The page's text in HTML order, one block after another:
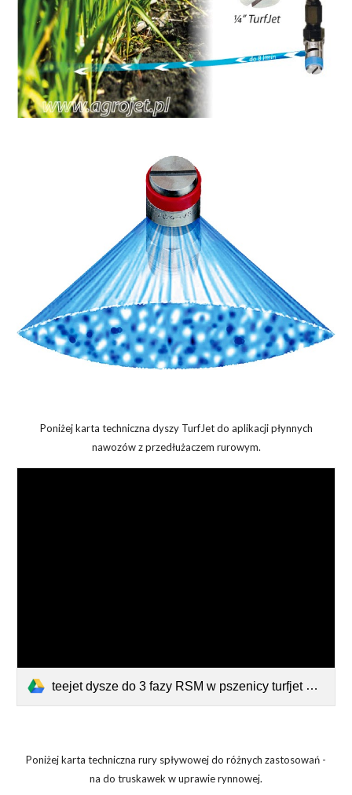
Poniżej karta techniczna dyszy TurfJet do aplikacji płynnych
nawozów z przedłużaczem rurowym.
teejet dysze do 3 fazy RSM w pszenicy turfjet do opryskiwacza z rurami.pdf
Poniżej karta techniczna rury spływowej do różnych zastosowań -
na do truskawek w uprawie rynnowej.